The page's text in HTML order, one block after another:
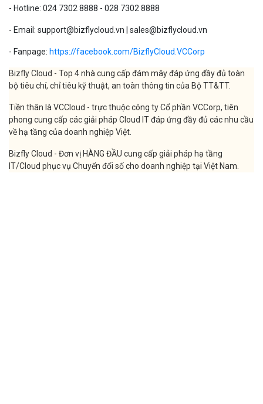
- Hotline: 024 7302 8888 - 028 7302 8888
- Email: support@bizflycloud.vn | sales@bizflycloud.vn
- Fanpage: https://facebook.com/BizflyCloud.VCCorp
Bizfly Cloud - Top 4 nhà cung cấp đám mây đáp ứng đầy đủ toàn
bộ tiêu chí, chỉ tiêu kỹ thuật, an toàn thông tin của Bộ TT&TT.
Tiền thân là VCCloud - trực thuộc công ty Cổ phần VCCorp, tiên
phong cung cấp các giải pháp Cloud IT đáp ứng đầy đủ các nhu cầu
về hạ tầng của doanh nghiệp Việt.
Bizfly Cloud - Đơn vị HÀNG ĐẦU cung cấp giải pháp hạ tầng
IT/Cloud phục vụ Chuyển đổi số cho doanh nghiệp tại Việt Nam.